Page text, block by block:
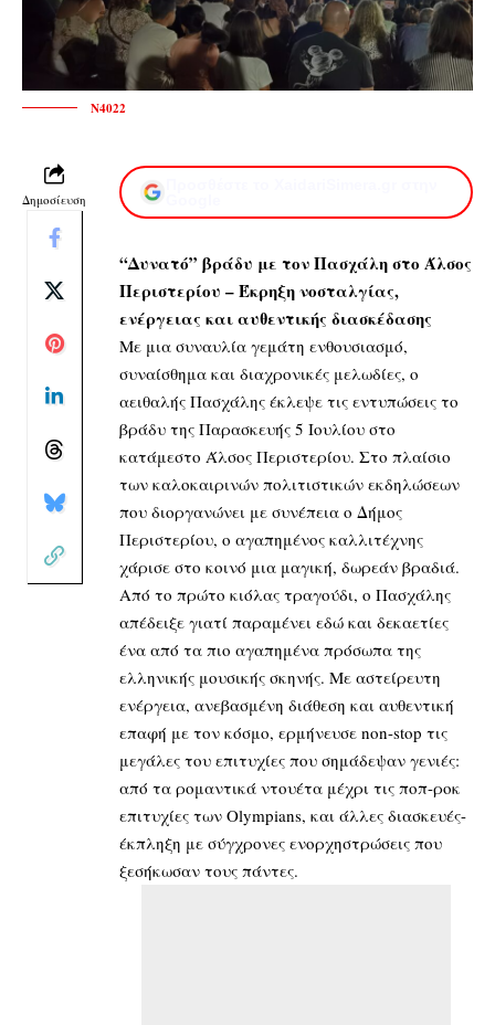
N4022
Δημοσίευση
“Δυνατό” βράδυ με τον Πασχάλη στο Άλσος
Περιστερίου – Έκρηξη νοσταλγίας,
ενέργειας και αυθεντικής διασκέδασης
Με μια συναυλία γεμάτη ενθουσιασμό,
συναίσθημα και διαχρονικές μελωδίες, ο
αειθαλής Πασχάλης έκλεψε τις εντυπώσεις το
βράδυ της Παρασκευής 5 Ιουλίου στο
κατάμεστο Άλσος Περιστερίου. Στο πλαίσιο
των καλοκαιρινών πολιτιστικών εκδηλώσεων
που διοργανώνει με συνέπεια ο Δήμος
Περιστερίου, ο αγαπημένος καλλιτέχνης
χάρισε στο κοινό μια μαγική, δωρεάν βραδιά.
Από το πρώτο κιόλας τραγούδι, ο Πασχάλης
απέδειξε γιατί παραμένει εδώ και δεκαετίες
ένα από τα πιο αγαπημένα πρόσωπα της
ελληνικής μουσικής σκηνής. Με αστείρευτη
ενέργεια, ανεβασμένη διάθεση και αυθεντική
επαφή με τον κόσμο, ερμήνευσε non-stop τις
μεγάλες του επιτυχίες που σημάδεψαν γενιές:
από τα ρομαντικά ντουέτα μέχρι τις ποπ-ροκ
επιτυχίες των Olympians, και άλλες διασκευές-
έκπληξη με σύγχρονες ενορχηστρώσεις που
ξεσήκωσαν τους πάντες.